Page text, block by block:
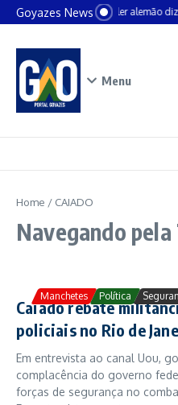
Ir para o conteúdo
Goyazes NewsChanceler alemão
Menu
Home / CAIADO
Navegando pela
Manchetes Política
Caiado rebate
policiais no Rio de
Em entrevista ao canal Uou,
complacência do governo
forças de segurança no